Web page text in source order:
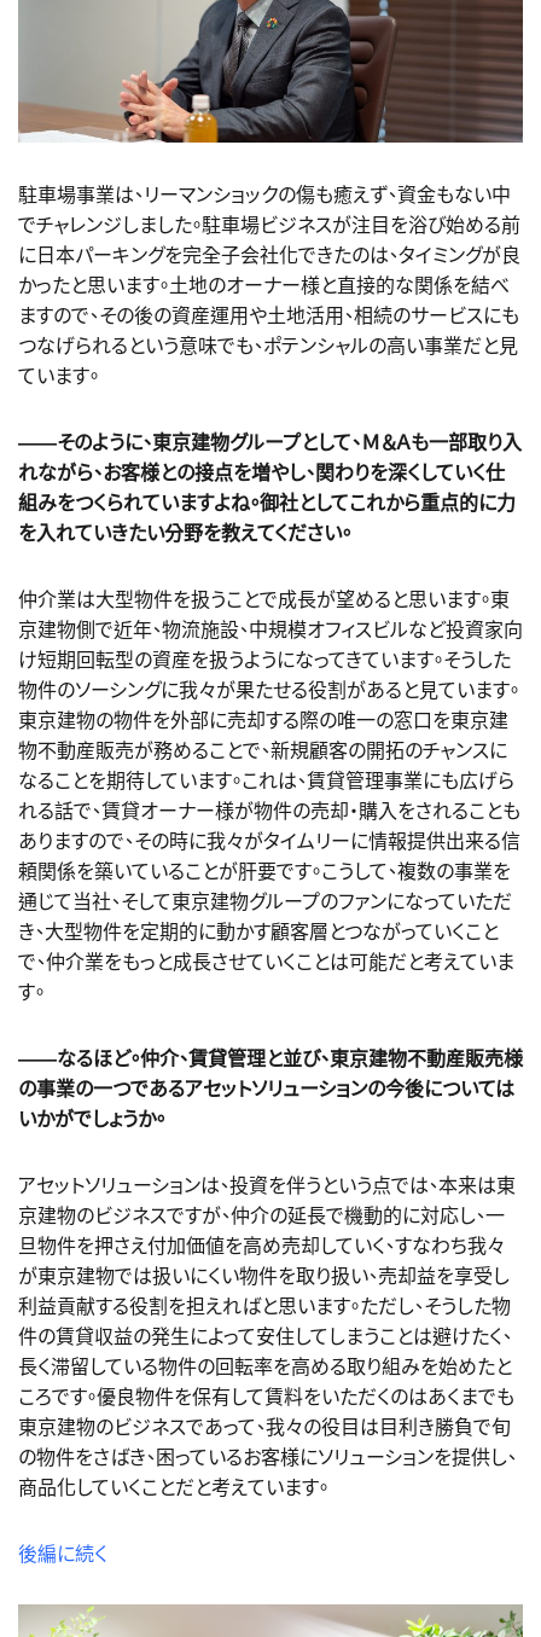
駐車場事業は、リーマンショックの傷も癒えず、資金もない中
でチャレンジしました。駐車場ビジネスが注目を浴び始める前
に日本パーキングを完全子会社化できたのは、タイミングが良
かったと思います。土地のオーナー様と直接的な関係を結べ
ますので、その後の資産運用や土地活用、相続のサービスにも
つなげられるという意味でも、ポテンシャルの高い事業だと見
ています。
――そのように、東京建物グループとして、Ｍ＆Ａも一部取り入
れながら、お客様との接点を増やし、関わりを深くしていく仕
組みをつくられていますよね。御社としてこれから重点的に力
を入れていきたい分野を教えてください。
仲介業は大型物件を扱うことで成長が望めると思います。東
京建物側で近年、物流施設、中規模オフィスビルなど投資家向
け短期回転型の資産を扱うようになってきています。そうした
物件のソーシングに我々が果たせる役割があると見ています。
東京建物の物件を外部に売却する際の唯一の窓口を東京建
物不動産販売が務めることで、新規顧客の開拓のチャンスに
なることを期待しています。これは、賃貸管理事業にも広げら
れる話で、賃貸オーナー様が物件の売却・購入をされることも
ありますので、その時に我々がタイムリーに情報提供出来る信
頼関係を築いていることが肝要です。こうして、複数の事業を
通じて当社、そして東京建物グループのファンになっていただ
き、大型物件を定期的に動かす顧客層とつながっていくこと
で、仲介業をもっと成長させていくことは可能だと考えていま
す。
――なるほど。仲介、賃貸管理と並び、東京建物不動産販売様
の事業の一つであるアセットソリューションの今後については
いかがでしょうか。
アセットソリューションは、投資を伴うという点では、本来は東
京建物のビジネスですが、仲介の延長で機動的に対応し、一
旦物件を押さえ付加価値を高め売却していく、すなわち我々
が東京建物では扱いにくい物件を取り扱い、売却益を享受し
利益貢献する役割を担えればと思います。ただし、そうした物
件の賃貸収益の発生によって安住してしまうことは避けたく、
長く滞留している物件の回転率を高める取り組みを始めたと
ころです。優良物件を保有して賃料をいただくのはあくまでも
東京建物のビジネスであって、我々の役目は目利き勝負で旬
の物件をさばき、困っているお客様にソリューションを提供し、
商品化していくことだと考えています。
後編に続く